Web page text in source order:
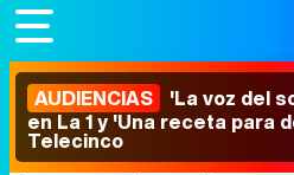
AUDIENCIAS 'La voz del
en La 1 y 'Una receta para
Telecinco